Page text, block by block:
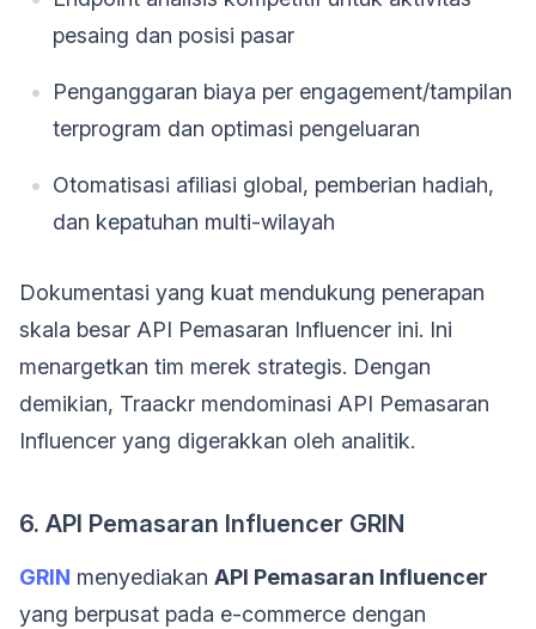
pesaing dan posisi pasar
Penganggaran biaya per engagement/tampilan
terprogram dan optimasi pengeluaran
Otomatisasi afiliasi global, pemberian hadiah,
dan kepatuhan multi-wilayah
Dokumentasi yang kuat mendukung penerapan
skala besar API Pemasaran Influencer ini. Ini
menargetkan tim merek strategis. Dengan
demikian, Traackr mendominasi API Pemasaran
Influencer yang digerakkan oleh analitik.
6. API Pemasaran Influencer GRIN
GRIN menyediakan API Pemasaran Influencer
yang berpusat pada e-commerce dengan